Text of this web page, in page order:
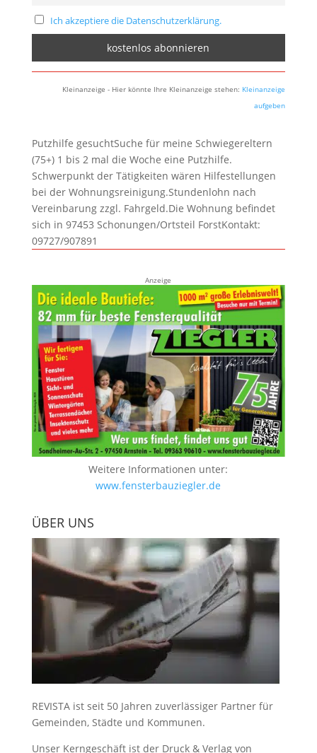
Ich akzeptiere die Datenschutzerklärung.
Kleinanzeige - Hier könnte Ihre Kleinanzeige stehen: Kleinanzeige
aufgeben
Putzhilfe gesuchtSuche für meine Schwiegereltern
(75+) 1 bis 2 mal die Woche eine Putzhilfe.
Schwerpunkt der Tätigkeiten wären Hilfestellungen
bei der Wohnungsreinigung.Stundenlohn nach
Vereinbarung zzgl. Fahrgeld.Die Wohnung befindet
sich in 97453 Schonungen/Ortsteil ForstKontakt:
09727/907891
Anzeige
Weitere Informationen unter:
www.fensterbauziegler.de
ÜBER UNS
REVISTA ist seit 50 Jahren zuverlässiger Partner für
Gemeinden, Städte und Kommunen.
Unser Kerngeschäft ist der Druck & Verlag von